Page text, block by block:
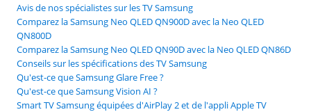
Avis de nos spécialistes sur les TV Samsung
Comparez la Samsung Neo QLED QN900D avec la Neo QLED
QN800D
Comparez la Samsung Neo QLED QN90D avec la Neo QLED QN86D
Conseils sur les spécifications des TV Samsung
Qu'est-ce que Samsung Glare Free ?
Qu'est-ce que Samsung Vision AI ?
Smart TV Samsung équipées d'AirPlay 2 et de l'appli Apple TV